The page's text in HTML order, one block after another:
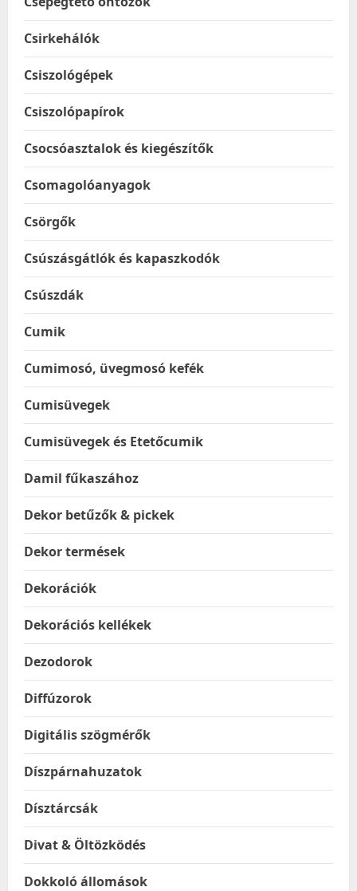
Csirkehálók
Csiszológépek
Csiszolópapírok
Csocsóasztalok és kiegészítők
Csomagolóanyagok
Csörgők
Csúszásgátlók és kapaszkodók
Csúszdák
Cumik
Cumimosó, üvegmosó kefék
Cumisüvegek
Cumisüvegek és Etetőcumik
Damil fűkaszához
Dekor betűzők & pickek
Dekor termések
Dekorációk
Dekorációs kellékek
Dezodorok
Diffúzorok
Digitális szögmérők
Díszpárnahuzatok
Dísztárcsák
Divat & Öltözködés
Dokkoló állomások